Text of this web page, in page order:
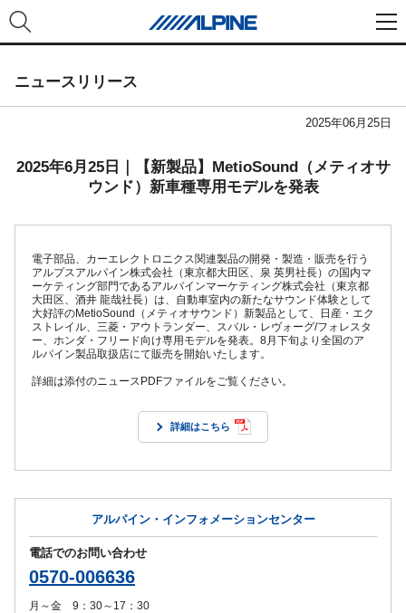
ニュースリリース
2025年06月25日
2025年6月25日｜【新製品】MetioSound（メティオサ
ウンド）新車種専用モデルを発表
電子部品、カーエレクトロニクス関連製品の開発・製造・販売を行う
アルプスアルパイン株式会社（東京都大田区、泉 英男社長）の国内マ
ーケティング部門であるアルパインマーケティング株式会社（東京都
大田区、酒井 龍哉社長）は、自動車室内の新たなサウンド体験として
大好評のMetioSound（メティオサウンド）新製品として、日産・エク
ストレイル、三菱・アウトランダー、スバル・レヴォーグ/フォレスタ
ー、ホンダ・フリード向け専用モデルを発表。8月下旬より全国のア
ルパイン製品取扱店にて販売を開始いたします。
詳細は添付のニュースPDFファイルをご覧ください。
詳細はこちら
アルパイン・インフォメーションセンター
電話でのお問い合わせ
0570-006636
月～金 9：30～17：30